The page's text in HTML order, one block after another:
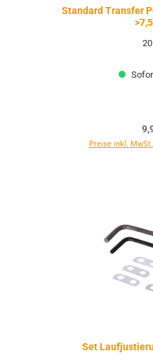
Standard Transfer
Preise inkl.
Set